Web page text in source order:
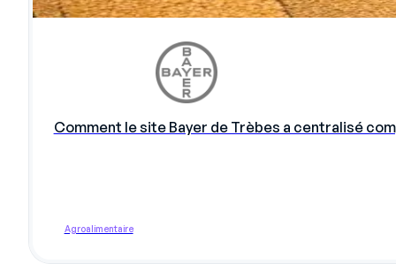
Comment le site Bayer de Trèbes a centralisé
Agroalimentaire